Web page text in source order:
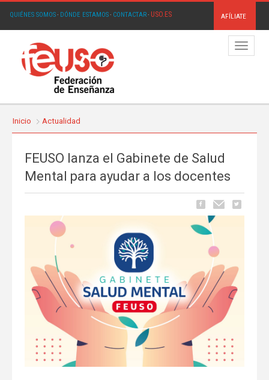
QUIÉNES SOMOS· DÓNDE ESTAMOS· CONTACTAR· USO.ES AFÍLIATE
Menú
Inicio Actualidad
FEUSO lanza el Gabinete de Salud
Mental para ayudar a los docentes